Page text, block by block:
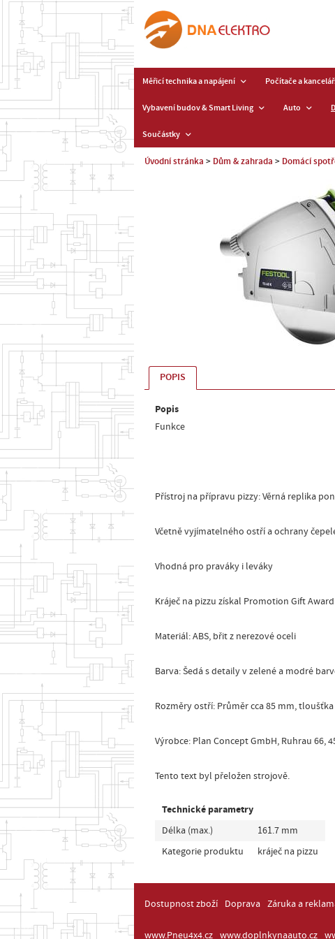
Měřicí technika a napájení Počítače a
Vybavení budov & Smart Living Auto
Součástky
Úvodní stránka Dům & zahrada Domácí
POPIS
Popis
Funkce
Přístroj na přípravu pizzy: Věrná replika
Včetně vyjímatelného ostří a ochrany
Vhodná pro praváky i leváky
Kráječ na pizzu získal Promotion Gift
Materiál: ABS, břit z nerezové oceli
Barva: Šedá s detaily v zelené a modré
Rozměry ostří: Průměr cca 85 mm, tloušťka
Výrobce: Plan Concept GmbH, Ruhrau 66,
Tento text byl přeložen strojově.
Technické parametry
Délka (max.)
161.7 mm
Kategorie produktu
kráječ na pizzu
Dostupnost zboží Doprava Záruka a
www.Pneu4x4.cz www.doplnkynaauto.cz